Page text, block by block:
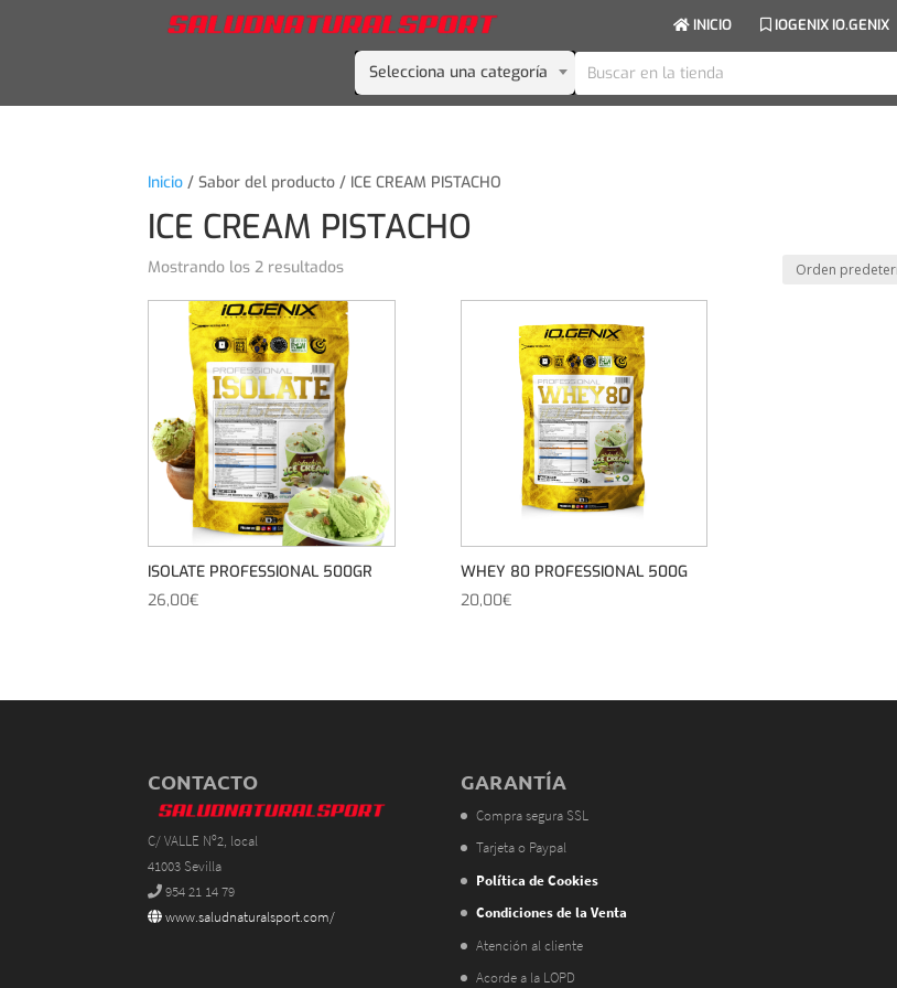
INICIO IOGENIX IO.GENIX
Selecciona una categoría
Inicio / Sabor del producto / ICE CREAM PISTACHO
ICE CREAM PISTACHO
Mostrando los 2 resultados
ISOLATE PROFESSIONAL 500GR
26,00€
WHEY 80 PROFESSIONAL 500G
20,00€
CONTACTO
C/ VALLE Nº2, local
41003 Sevilla
954 21 14 79
www.saludnaturalsport.com/
GARANTÍA
Compra segura SSL
Tarjeta o Paypal
Política de Cookies
Condiciones de la Venta
Atención al cliente
Acorde a la LOPD